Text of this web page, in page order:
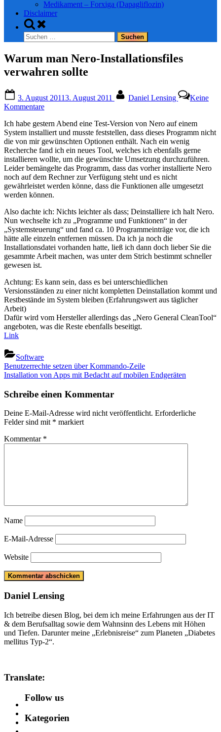
Medikament – Forxiga (Dapagliflozin)
Disclaimer
Toggle
search
form
Suchen
nach:
Warum man Nero-Installationsfiles
verwahren sollte
on
3. August 20113. August 2011 Daniel Lensing
Keine
Kommentarezu
man
Nero-
Installationsfiles
verwahren
sollte
Ich habe gestern Abend eine Test-Version von Nero auf einem
System installiert und musste feststellen, dass dieses Programm nicht
die von mir gewünschten Optionen enthält. Nach ein wenig
Recherche fand ich ein neues Tool, welches ich ebenfalls gerne
installieren wollte, um die gewünschte Umsetzung durchzuführen.
Leider bemängelte das Programm, dass das vorher installierte Nero
noch auf dem Rechner zur Verfügung steht und es nicht
gewährleistet werden könne, dass die Funktionen alle umgesetzt
werden können.
Also dachte ich: Nichts leichter als dass; Deinstalliere ich halt Nero.
Nun wechselte ich zu „Programme und Funktionen“ in der
„Systemsteuerung“ und fand ca. 10 Programmeinträge vor, die ich
hätte alle einzeln entfernen müssen. Da ich ja noch die
Installationsdatei vorhanden hatte, ließ ich dann doch lieber Sie die
gesammte Arbeit machen, was unter dem Strich bestimmt schneller
gewesen ist.
Achtung: Es kann sein, dass es bei unterschiedlichen
Versionsständen zu einer nicht kompletten Deinstallation kommt und
Restbestände im System bleiben (Erfahrungswert aus täglicher
Arbeit)
Dafür wird vom Hersteller allerdings das „Nero General CleanTool“
angeboten, was die Reste ebenfalls beseitigt.
Link
Software
Beitragsnavigation
Previous
Post:
Benutzerrechte setzen über Kommando-Zeile
Next
Installation von Apps mit Bedacht auf mobilen Endgeräten
Schreibe einen Kommentar
Deine E-Mail-Adresse wird nicht veröffentlicht. Erforderliche
Felder sind mit * markiert
Kommentar *
Name
E-Mail-Adresse
Website
Daniel Lensing
Ich betreibe diesen Blog, bei dem ich meine Erfahrungen aus der IT
& dem Berufsalltag sowie dem Wahnsinn des Lebens mit Höhen
und Tiefen. Darunter meine „Erlebnisreise“ zum Planeten „Diabetes
mellitus Typ-2“.
Translate:
Follow us
Kategorien